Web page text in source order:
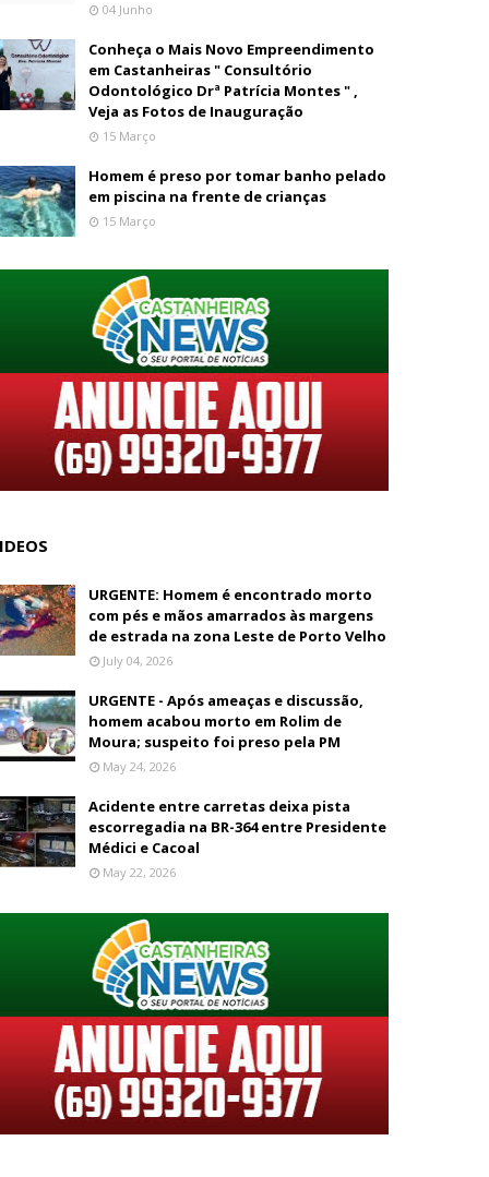
04 Junho
Conheça o Mais Novo Empreendimento
em Castanheiras " Consultório
Odontológico Drª Patrícia Montes " ,
Veja as Fotos de Inauguração
15 Março
Homem é preso por tomar banho pelado
em piscina na frente de crianças
15 Março
URGENTE: Homem é encontrado morto
com pés e mãos amarrados às margens
de estrada na zona Leste de Porto Velho
July 04, 2026
URGENTE - Após ameaças e discussão,
homem acabou morto em Rolim de
Moura; suspeito foi preso pela PM
May 24, 2026
Acidente entre carretas deixa pista
escorregadia na BR-364 entre Presidente
Médici e Cacoal
May 22, 2026